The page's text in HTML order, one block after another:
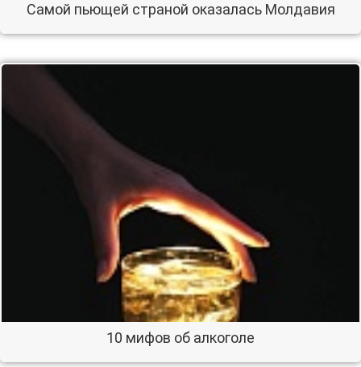
Самой пьющей страной оказалась Молдавия
10 мифов об алкоголе